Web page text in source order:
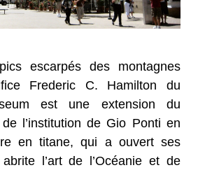
escarpés des montagnes
Frederic C. Hamilton du
est une extension du
l’institution de Gio Ponti en
en titane, qui a ouvert ses
l’art de l’Océanie et de